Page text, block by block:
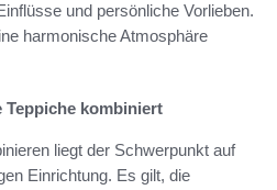
und persönliche Vorlieben.
harmonische Atmosphäre
Teppiche kombiniert
liegt der Schwerpunkt auf
Einrichtung. Es gilt, die